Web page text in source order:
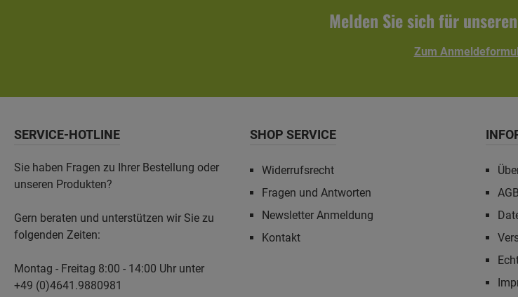
Melden Sie sich für
Zum
SERVICE-HOTLINE
Sie haben Fragen zu Ihrer Bestellung oder
unseren Produkten?
Gern beraten und unterstützen wir Sie zu
folgenden Zeiten:
Montag - Freitag 8:00 - 14:00 Uhr unter
+49 (0)4641.9880981
SHOP SERVICE
Widerrufsrecht
Fragen und Antworten
Newsletter Anmeldung
Kontakt